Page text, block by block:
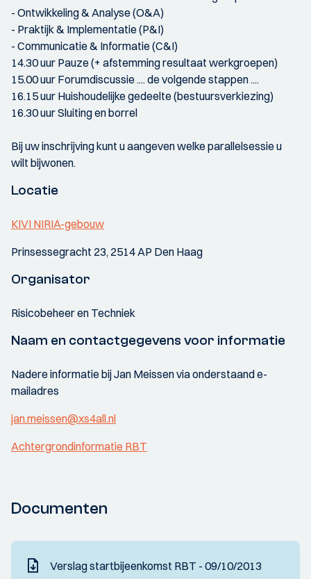
- Ontwikkeling & Analyse (O&A)
- Praktijk & Implementatie (P&I)
- Communicatie & Informatie (C&I)
14.30 uur Pauze (+ afstemming resultaat werkgroepen)
15.00 uur Forumdiscussie .... de volgende stappen ....
16.15 uur Huishoudelijke gedeelte (bestuursverkiezing)
16.30 uur Sluiting en borrel
Bij uw inschrijving kunt u aangeven welke parallelsessie u
wilt bijwonen.
Locatie
KIVI NIRIA-gebouw
Prinsessegracht 23, 2514 AP Den Haag
Organisator
Risicobeheer en Techniek
Naam en contactgegevens voor informatie
Nadere informatie bij Jan Meissen via onderstaand e-
mailadres
jan.meissen@xs4all.nl
Achtergrondinformatie RBT
Documenten
Verslag startbijeenkomst RBT - 09/10/2013